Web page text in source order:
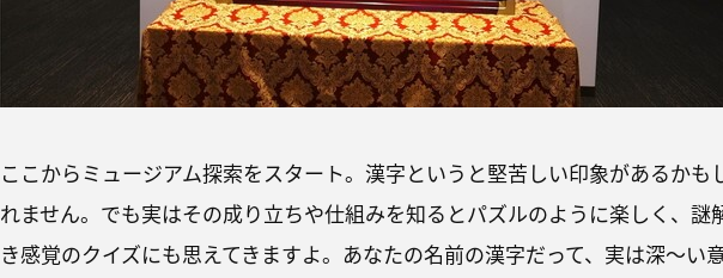
ここからミュージアム探索をスタート。漢字というと堅苦しい印象があるかも
れません。でも実はその成り立ちや仕組みを知るとパズルのように楽しく、謎
き感覚のクイズにも思えてきますよ。あなたの名前の漢字だって、実は深～い